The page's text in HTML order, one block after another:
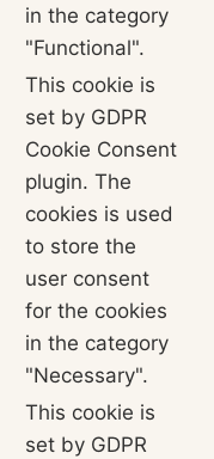
in the category
"Functional".
This cookie is
set by GDPR
Cookie Consent
plugin. The
cookies is used
to store the
user consent
for the cookies
in the category
"Necessary".
This cookie is
set by GDPR